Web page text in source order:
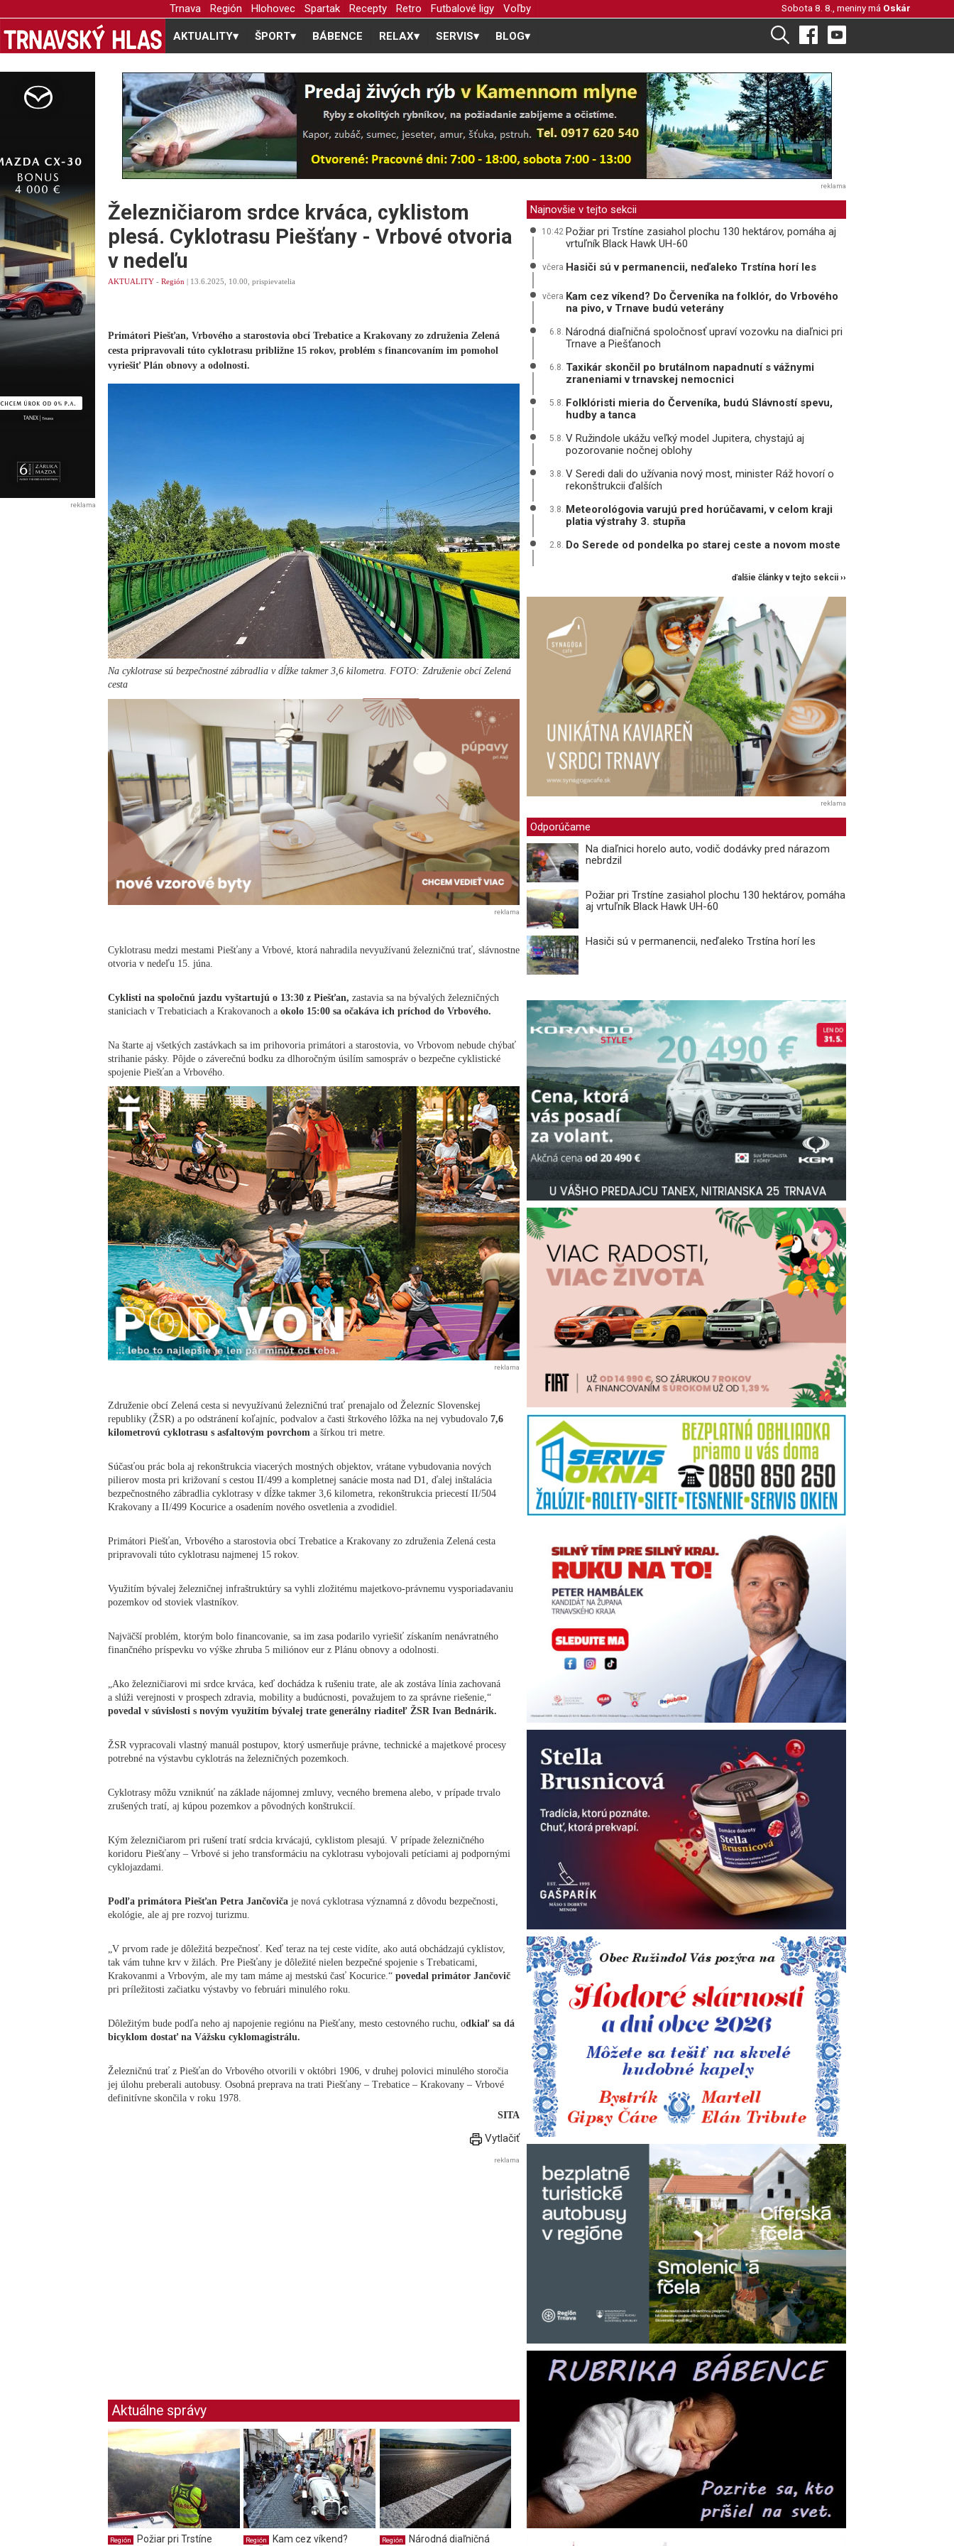
Trnava Región Hlohovec Spartak Recepty Retro Futbalové ligy Voľby Sobota 8. 8., meniny má Oskár
AKTUALITY▾ ŠPORT▾ BÁBENCE RELAX▾ SERVIS▾ BLOG▾
reklama
Železničiarom srdce krváca, cyklistom
plesá. Cyklotrasu Piešťany - Vrbové otvoria
v nedeľu
AKTUALITY - Región | 13.6.2025, 10.00, prispievatelia
Primátori Piešťan, Vrbového a starostovia obcí Trebatice a Krakovany zo združenia Zelená
cesta pripravovali túto cyklotrasu približne 15 rokov, problém s financovaním im pomohol
vyriešiť Plán obnovy a odolnosti.
Na cyklotrase sú bezpečnostné zábradlia v dĺžke takmer 3,6 kilometra. FOTO: Združenie obcí Zelená
cesta
reklama
Cyklotrasu medzi mestami Piešťany a Vrbové, ktorá nahradila nevyužívanú železničnú trať, slávnostne
otvoria v nedeľu 15. júna.
Cyklisti na spoločnú jazdu vyštartujú o 13:30 z Piešťan, zastavia sa na bývalých železničných
staniciach v Trebaticiach a Krakovanoch a okolo 15:00 sa očakáva ich príchod do Vrbového.
Na štarte aj všetkých zastávkach sa im prihovoria primátori a starostovia, vo Vrbovom nebude chýbať
strihanie pásky. Pôjde o záverečnú bodku za dlhoročným úsilím samospráv o bezpečne cyklistické
spojenie Piešťan a Vrbového.
reklama
Združenie obcí Zelená cesta si nevyužívanú železničnú trať prenajalo od Železníc Slovenskej
republiky (ŽSR) a po odstránení koľajníc, podvalov a časti štrkového lôžka na nej vybudovalo 7,6
kilometrovú cyklotrasu s asfaltovým povrchom a šírkou tri metre.
Súčasťou prác bola aj rekonštrukcia viacerých mostných objektov, vrátane vybudovania nových
pilierov mosta pri križovaní s cestou II/499 a kompletnej sanácie mosta nad D1, ďalej inštalácia
bezpečnostného zábradlia cyklotrasy v dĺžke takmer 3,6 kilometra, rekonštrukcia priecestí II/504
Krakovany a II/499 Kocurice a osadením nového osvetlenia a zvodidiel.
Primátori Piešťan, Vrbového a starostovia obcí Trebatice a Krakovany zo združenia Zelená cesta
pripravovali túto cyklotrasu najmenej 15 rokov.
Využitím bývalej železničnej infraštruktúry sa vyhli zložitému majetkovo-právnemu vysporiadavaniu
pozemkov od stoviek vlastníkov.
Najväčší problém, ktorým bolo financovanie, sa im zasa podarilo vyriešiť získaním nenávratného
finančného príspevku vo výške zhruba 5 miliónov eur z Plánu obnovy a odolnosti.
„Ako železničiarovi mi srdce krváca, keď dochádza k rušeniu trate, ale ak zostáva línia zachovaná
a slúži verejnosti v prospech zdravia, mobility a budúcnosti, považujem to za správne riešenie,“
povedal v súvislosti s novým využitím bývalej trate generálny riaditeľ ŽSR Ivan Bednárik.
ŽSR vypracovali vlastný manuál postupov, ktorý usmerňuje právne, technické a majetkové procesy
potrebné na výstavbu cyklotrás na železničných pozemkoch.
Cyklotrasy môžu vzniknúť na základe nájomnej zmluvy, vecného bremena alebo, v prípade trvalo
zrušených tratí, aj kúpou pozemkov a pôvodných konštrukcií.
Kým železničiarom pri rušení tratí srdcia krvácajú, cyklistom plesajú. V prípade železničného
koridoru Piešťany – Vrbové si jeho transformáciu na cyklotrasu vybojovali petíciami aj podpornými
cyklojazdami.
Podľa primátora Piešťan Petra Jančoviča je nová cyklotrasa významná z dôvodu bezpečnosti,
ekológie, ale aj pre rozvoj turizmu.
„V prvom rade je dôležitá bezpečnosť. Keď teraz na tej ceste vidíte, ako autá obchádzajú cyklistov,
tak vám tuhne krv v žilách. Pre Piešťany je dôležité nielen bezpečné spojenie s Trebaticami,
Krakovanmi a Vrbovým, ale my tam máme aj mestskú časť Kocurice.“ povedal primátor Jančovič
pri príležitosti začiatku výstavby vo februári minulého roku.
Dôležitým bude podľa neho aj napojenie regiónu na Piešťany, mesto cestovného ruchu, odkiaľ sa dá
bicyklom dostať na Vážsku cyklomagistrálu.
Železničnú trať z Piešťan do Vrbového otvorili v októbri 1906, v druhej polovici minulého storočia
jej úlohu preberali autobusy. Osobná preprava na trati Piešťany – Trebatice – Krakovany – Vrbové
definitívne skončila v roku 1978.
SITA
Vytlačiť
reklama
Aktuálne správy
Región
Požiar pri Trstíne
Región
Kam cez víkend?
Región
Národná diaľničná
Najnovšie v tejto sekcii
10:42 Požiar pri Trstíne zasiahol plochu 130 hektárov, pomáha aj
vrtuľník Black Hawk UH-60
včera Hasiči sú v permanencii, neďaleko Trstína horí les
včera Kam cez víkend? Do Červeníka na folklór, do Vrbového
na pivo, v Trnave budú veterány
6.8. Národná diaľničná spoločnosť upraví vozovku na diaľnici pri
Trnave a Piešťanoch
6.8. Taxikár skončil po brutálnom napadnutí s vážnymi
zraneniami v trnavskej nemocnici
5.8. Folklóristi mieria do Červeníka, budú Slávností spevu,
hudby a tanca
5.8. V Ružindole ukážu veľký model Jupitera, chystajú aj
pozorovanie nočnej oblohy
3.8. V Seredi dali do užívania nový most, minister Ráž hovorí o
rekonštrukcii ďalších
3.8. Meteorológovia varujú pred horúčavami, v celom kraji
platia výstrahy 3. stupňa
2.8. Do Serede od pondelka po starej ceste a novom moste
ďalšie články v tejto sekcii ››
reklama
Odporúčame
Na diaľnici horelo auto, vodič dodávky pred nárazom
nebrdzil
Požiar pri Trstíne zasiahol plochu 130 hektárov, pomáha
aj vrtuľník Black Hawk UH-60
Hasiči sú v permanencii, neďaleko Trstína horí les
reklama